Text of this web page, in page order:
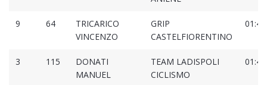
9 64
TRICARICO
VINCENZO
GRIP
CASTELFIORENTINO
3 115
DONATI
MANUEL
TEAM LADISPOLI
CICLISMO